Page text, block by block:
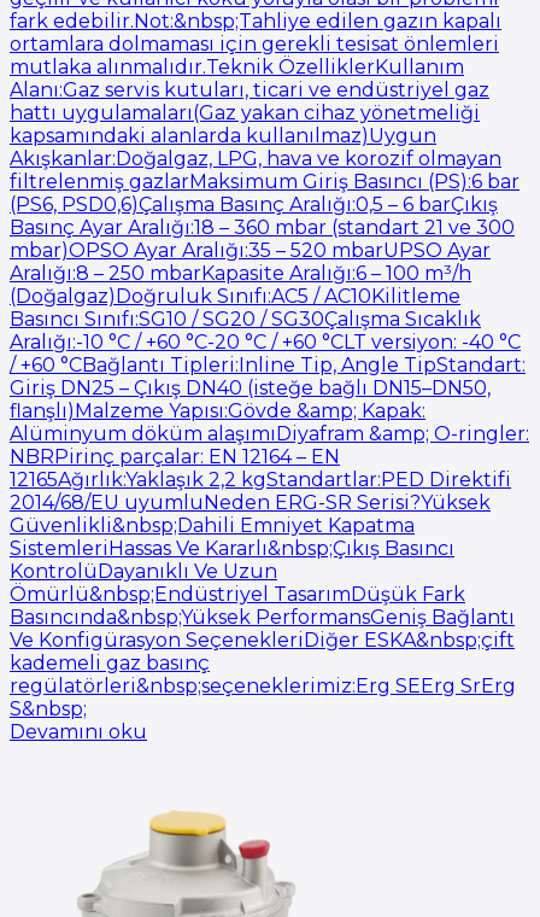
fark edebilir.Not:&nbsp;Tahliye edilen gazın kapalı
ortamlara dolmaması için gerekli tesisat önlemleri
mutlaka alınmalıdır.Teknik ÖzelliklerKullanım
Alanı:Gaz servis kutuları, ticari ve endüstriyel gaz
hattı uygulamaları(Gaz yakan cihaz yönetmeliği
kapsamındaki alanlarda kullanılmaz)Uygun
Akışkanlar:Doğalgaz, LPG, hava ve korozif olmayan
filtrelenmiş gazlarMaksimum Giriş Basıncı (PS):6 bar
(PS6, PSD0,6)Çalışma Basınç Aralığı:0,5 – 6 barÇıkış
Basınç Ayar Aralığı:18 – 360 mbar (standart 21 ve 300
mbar)OPSO Ayar Aralığı:35 – 520 mbarUPSO Ayar
Aralığı:8 – 250 mbarKapasite Aralığı:6 – 100 m³/h
(Doğalgaz)Doğruluk Sınıfı:AC5 / AC10Kilitleme
Basıncı Sınıfı:SG10 / SG20 / SG30Çalışma Sıcaklık
Aralığı:-10 °C / +60 °C-20 °C / +60 °CLT versiyon: -40 °C
/ +60 °CBağlantı Tipleri:Inline Tip, Angle TipStandart:
Giriş DN25 – Çıkış DN40 (isteğe bağlı DN15–DN50,
flanşlı)Malzeme Yapısı:Gövde &amp; Kapak:
Alüminyum döküm alaşımıDiyafram &amp; O-ringler:
NBRPirinç parçalar: EN 12164 – EN
12165Ağırlık:Yaklaşık 2,2 kgStandartlar:PED Direktifi
2014/68/EU uyumluNeden ERG-SR Serisi?Yüksek
Güvenlikli&nbsp;Dahili Emniyet Kapatma
SistemleriHassas Ve Kararlı&nbsp;Çıkış Basıncı
KontrolüDayanıklı Ve Uzun
Ömürlü&nbsp;Endüstriyel TasarımDüşük Fark
Basıncında&nbsp;Yüksek PerformansGeniş Bağlantı
Ve Konfigürasyon SeçenekleriDiğer ESKA&nbsp;çift
kademeli gaz basınç
regülatörleri&nbsp;seçeneklerimiz:Erg SEErg SrErg
S&nbsp;
Devamını oku